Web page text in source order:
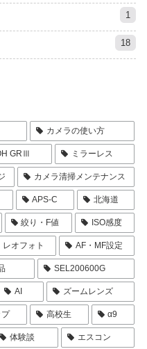
1
18
カメラの使い方
GRⅢ ミラーレス
カメラ清掃メンテナンス
APS-C 北海道
絞り・F値 ISO感度
レオフォト AF・MF設定
SEL200600G
AI ズームレンズ
プ 高校生 α9
体験談 エスコン